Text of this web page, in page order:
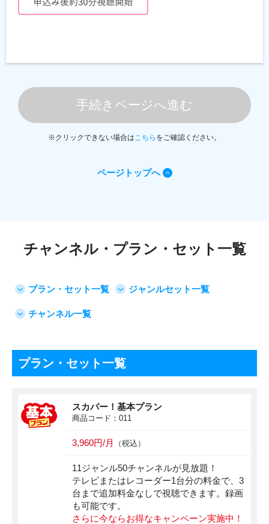
手続きページへ進む
※クリックできない場合はこちら をご確認ください。
ページトップへ
チャンネル・プラン・セット一覧
プラン・セット一覧 ジャンルセット一覧
チャンネル一覧
プラン・セット一覧
スカパー！基本プラン
商品コード：011
3,960円/月 （税込）
11ジャンル50チャンネルが見放題！
テレビまたはレコーダー1台分の料金で、3
台まで追加料金なしで視聴できます。録画
も可能です。
さらに今ならお得なキャンペーン実施中！